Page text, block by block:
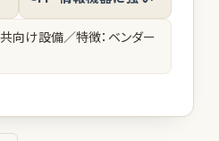
向け設備／特徴：ベンダー